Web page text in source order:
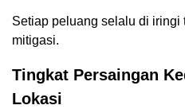
Setiap peluang selalu di iringi
mitigasi.
Tingkat Persaingan
Lokasi